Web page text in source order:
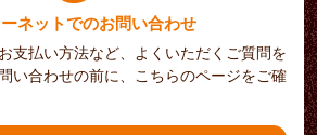
ネットでのお問い合わせ
支払い方法など、よくいただくご質問を
い合わせの前に、こちらのページをご確